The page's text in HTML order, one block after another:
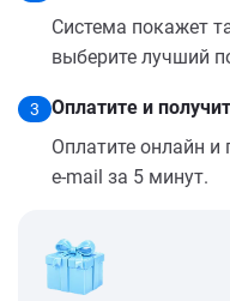
Система покажет
выберите лучший
3
Оплатите и
Оплатите онлайн и
e-mail за 5 минут.